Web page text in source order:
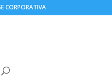
CORPORATIVA